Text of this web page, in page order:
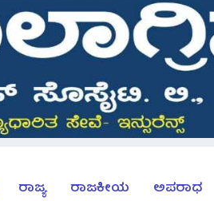
ರಾಜ್ಯ ರಾಜಕೀಯ ಅಪರಾಧ